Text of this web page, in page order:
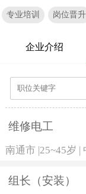
专业培训 岗位晋升
企业介绍
维修电工
南通市 25~45岁
组长（安装）